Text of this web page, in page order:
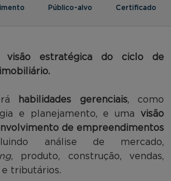
Público-alvo Certificado
visão estratégica do ciclo de
habilidades gerenciais, como
e planejamento, e uma visão
de empreendimentos
análise de mercado,
, produto, construção, vendas,
tributários.